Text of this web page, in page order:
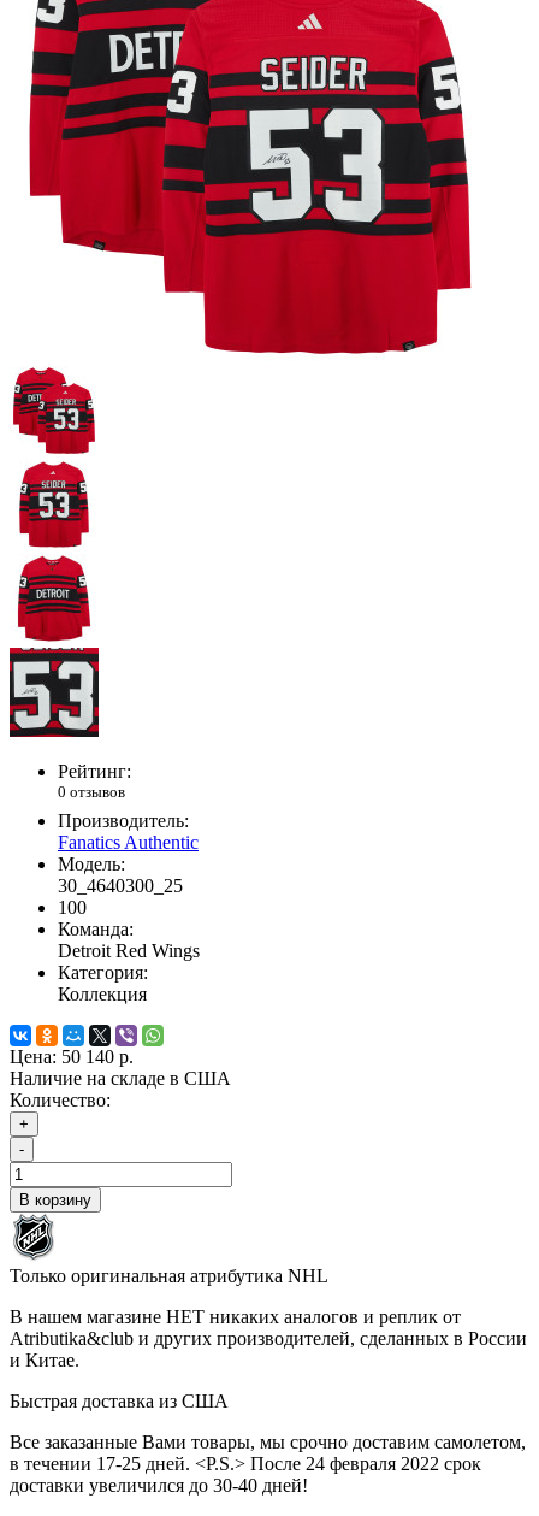
Рейтинг:
0 отзывов
Производитель:
Fanatics Authentic
Модель:
30_4640300_25
100
Команда:
Detroit Red Wings
Категория:
Коллекция
Цена: 50 140 р.
Наличие на складе в США
Количество:
+
-
В корзину
Только оригинальная атрибутика NHL
В нашем магазине НЕТ никаких аналогов и реплик от
Atributika&club и других производителей, сделанных в России
и Китае.
Быстрая доставка из США
Все заказанные Вами товары, мы срочно доставим самолетом,
в течении 17-25 дней. <P.S.> После 24 февраля 2022 срок
доставки увеличился до 30-40 дней!